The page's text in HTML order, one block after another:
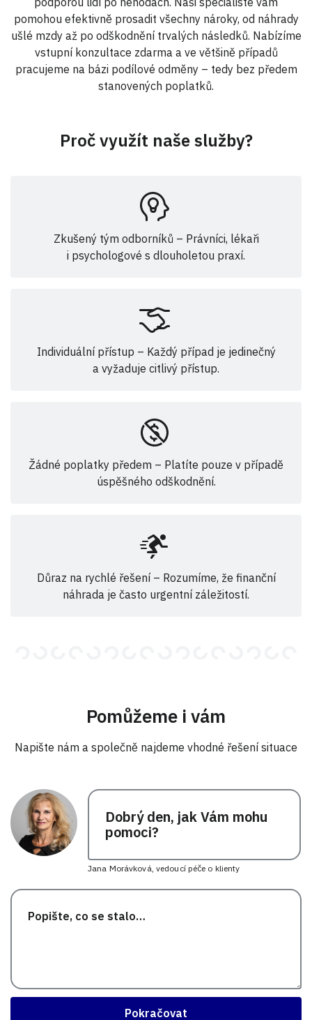
pomohou efektivně prosadit všechny nároky, od náhrady
ušlé mzdy až po odškodnění trvalých následků. Nabízíme
vstupní konzultace zdarma a ve většině případů
pracujeme na bázi podílové odměny – tedy bez předem
stanovených poplatků.
Proč využít naše služby?
Zkušený tým odborníků – Právníci, lékaři
i psychologové s dlouholetou praxí.
Individuální přístup – Každý případ je jedinečný
a vyžaduje citlivý přístup.
Žádné poplatky předem – Platíte pouze v případě
úspěšného odškodnění.
Důraz na rychlé řešení – Rozumíme, že finanční
náhrada je často urgentní záležitostí.
Pomůžeme i vám
Napište nám a společně najdeme vhodné řešení situace
Dobrý den, jak Vám mohu
pomoci?
Jana Morávková, vedoucí péče o klienty
Pokračovat